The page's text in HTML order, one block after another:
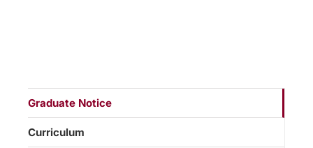
Graduate Notice
Curriculum